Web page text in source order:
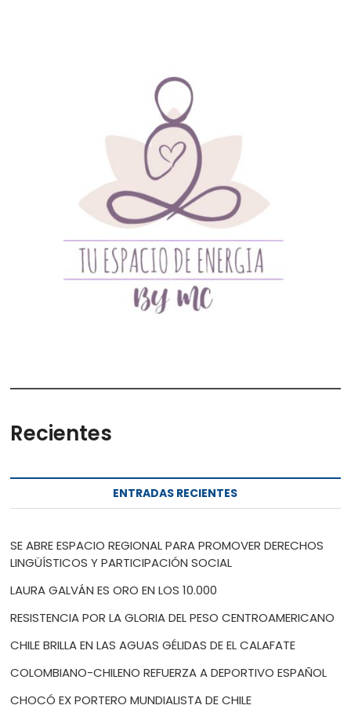
Recientes
ENTRADAS RECIENTES
SE ABRE ESPACIO REGIONAL PARA PROMOVER DERECHOS
LINGÜÍSTICOS Y PARTICIPACIÓN SOCIAL
LAURA GALVÁN ES ORO EN LOS 10.000
RESISTENCIA POR LA GLORIA DEL PESO CENTROAMERICANO
CHILE BRILLA EN LAS AGUAS GÉLIDAS DE EL CALAFATE
COLOMBIANO-CHILENO REFUERZA A DEPORTIVO ESPAÑOL
CHOCÓ EX PORTERO MUNDIALISTA DE CHILE